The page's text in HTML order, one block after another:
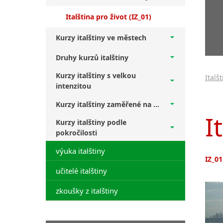
Italština pro život (IZ_01)
Kurzy italštiny ve městech
Druhy kurzů italštiny
Kurzy italštiny s velkou
intenzitou
Kurzy italštiny zaměřené na ...
Kurzy italštiny podle
pokročilosti
výuka italštiny
učitelé italštiny
zkoušky z italštiny
IZ_01